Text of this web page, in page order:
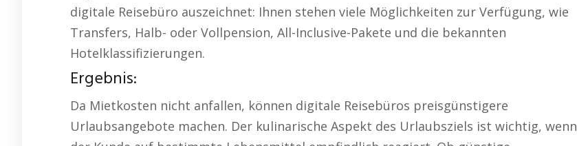
digitale Reisebüro auszeichnet: Ihnen stehen viele Möglichkeiten zur Verfügung, wie
Transfers, Halb- oder Vollpension, All-Inclusive-Pakete und die bekannten
Hotelklassifizierungen.
Ergebnis:
Da Mietkosten nicht anfallen, können digitale Reisebüros preisgünstigere
Urlaubsangebote machen. Der kulinarische Aspekt des Urlaubsziels ist wichtig, wenn